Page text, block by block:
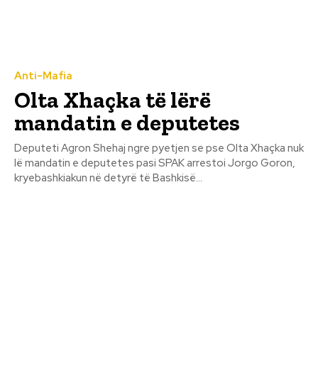
Anti-Mafia
Olta Xhaçka të lërë
mandatin e deputetes
Deputeti Agron Shehaj ngre pyetjen se pse Olta Xhaçka nuk
lë mandatin e deputetes pasi SPAK arrestoi Jorgo Goron,
kryebashkiakun në detyrë të Bashkisë...